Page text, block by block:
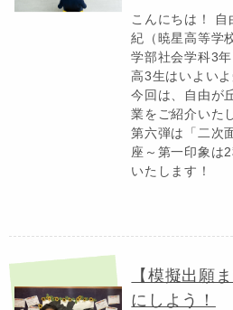
こんにちは！
紀（暁星高等学
学部社会学科3年
高3生はいよいよ
今回は、自由が
業をご紹介いた
第六弾は「二次
座～第一印象は
いたします！
【模擬出願
にしよう！